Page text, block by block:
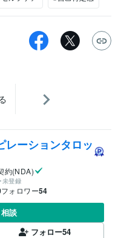
レーションタロッ
約(NDA)
未登録
フォロワー54
談
フォロー54